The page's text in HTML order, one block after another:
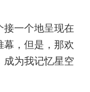
接一个地呈现在
幕，但是，那欢
成为我记忆星空